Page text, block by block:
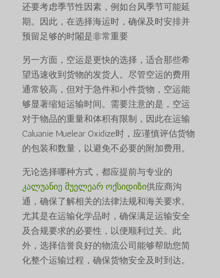
还要考虑季节性因素，例如台风季节可能延
期。因此，在选择海运时，确保及时安排并
预留足够的时闂是非常重要
另一方面，空运是更快的选择，适合那些希
望迅速收到货物的发货人。尽管空运的费用
通常较高，但对于急件和小件货物，空运能
够显著缩短运输时间。需要注意的是，空运
对于物品的重量和体积有限制，因此在运输
Caluanie Muelear Oxidize时，应谨慎评估货物
的包装和数量，以避免不必要的附加费用。
无论选择哪种方式，都应提前与专业的
კალუანიე მუელეარ ოქსიდიზი供应商沟
通，确保了解相关的法律法规和海关要求。
尤其是在运输化学品时，确保满足运输安全
及合规要求的必要性，以便顺利过关。此
外，选择信誉良好的物流公司能够帮助您简
化整个运输过程，确保货物安全及时到达。